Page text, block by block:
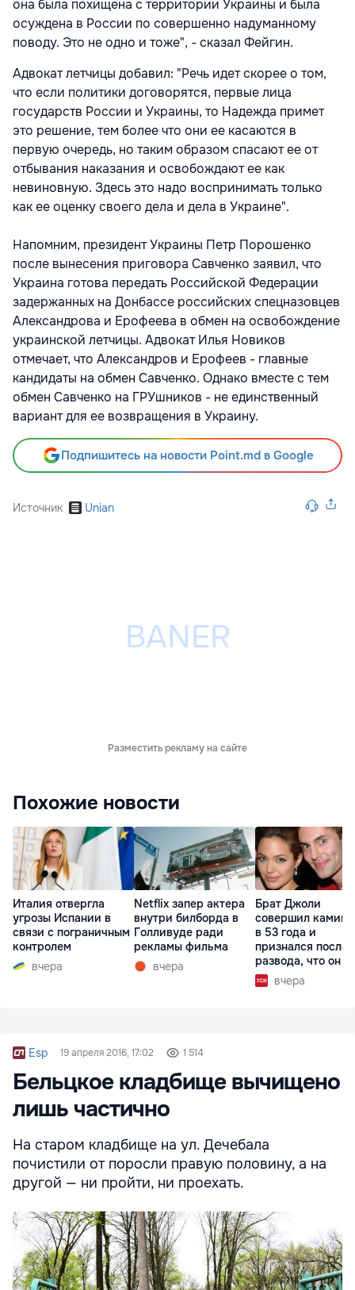
она была похищена с территории Украины и была
осуждена в России по совершенно надуманному
поводу. Это не одно и тоже", - сказал Фейгин.
Адвокат летчицы добавил: "Речь идет скорее о том,
что если политики договорятся, первые лица
государств России и Украины, то Надежда примет
это решение, тем более что они ее касаются в
первую очередь, но таким образом спасают ее от
отбывания наказания и освобождают ее как
невиновную. Здесь это надо воспринимать только
как ее оценку своего дела и дела в Украине".
Напомним, президент Украины Петр Порошенко
после вынесения приговора Савченко заявил, что
Украина готова передать Российской Федерации
задержанных на Донбассе российских спецназовцев
Александрова и Ерофеева в обмен на освобождение
украинской летчицы. Адвокат Илья Новиков
отмечает, что Александров и Ерофеев - главные
кандидаты на обмен Савченко. Однако вместе с тем
обмен Савченко на ГРУшников - не единственный
вариант для ее возвращения в Украину.
Подпишитесь на новости Point.md в Google
Источник Unian
Разместить рекламу на сайте
Похожие новости
Италия отвергла
угрозы Испании в
связи с пограничным
контролем
вчера
Netflix запер актера
внутри билборда в
Голливуде ради
рекламы фильма
вчера
Брат Джоли
совершил
в 53 года и
признался после
развода, что он
вчера
Esp 19 апреля 2016, 17:02 1 514
Бельцкое кладбище вычищено
лишь частично
На старом кладбище на ул. Дечебала
почистили от поросли правую половину, а на
другой — ни пройти, ни проехать.